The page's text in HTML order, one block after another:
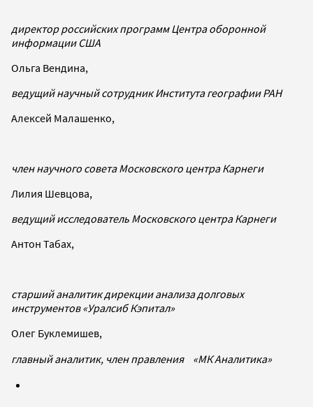
директор российских программ Центра оборонной
информации США
Ольга Вендина,
ведущий научный сотрудник Института географии РАН
Алексей Малашенко,
член научного совета Московского центра Карнеги
Лилия Шевцова,
ведущий исследователь Московского центра Карнеги
Антон Табах,
старший аналитик дирекции анализа долговых
инструментов «Уралсиб Кэпитал»
Олег Буклемишев,
главный аналитик, член правления «МК Аналитика»